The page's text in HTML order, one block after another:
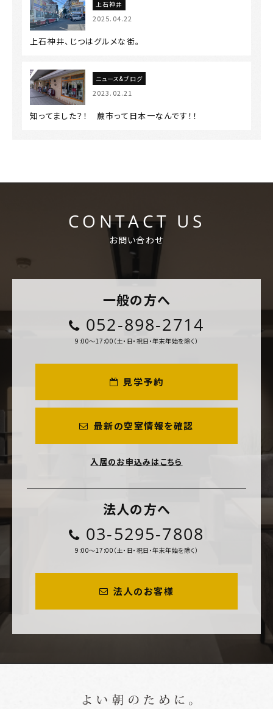
上石神井
2025.04.22
上石神井、じつはグルメな街。
ニュース&ブログ
2023.02.21
知ってました？！ 蕨市って日本一なんです！！
CONTACT US
お問い合わせ
一般の方へ
052-898-2714
9:00～17:00（土・日・祝日・年末年始を除く）
見学予約
最新の空室情報を確認
入居のお申込みはこちら
法人の方へ
03-5295-7808
9:00～17:00（土・日・祝日・年末年始を除く）
法人のお客様